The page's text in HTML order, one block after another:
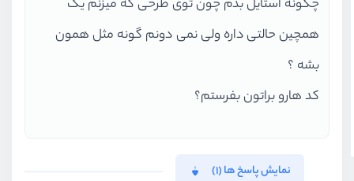
چگونه استایل بدم چون توی طرحی که میزنم یک
همچین حالتی داره ولی نمی دونم گونه مثل همون
بشه ؟
کد هارو براتون بفرستم؟
نمایش پاسخ ها (1)